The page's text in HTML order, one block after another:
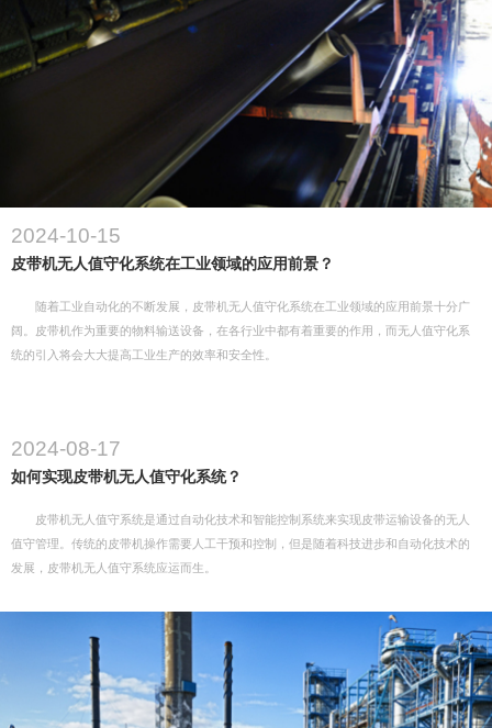
2024-10-15
皮带机无人值守化系统在工业领域的应用前景？
随着工业自动化的不断发展，皮带机无人值守化系统在工业领域的应用前景十分广
阔。皮带机作为重要的物料输送设备，在各行业中都有着重要的作用，而无人值守化系
统的引入将会大大提高工业生产的效率和安全性。
2024-08-17
如何实现皮带机无人值守化系统？
皮带机无人值守系统是通过自动化技术和智能控制系统来实现皮带运输设备的无人
值守管理。传统的皮带机操作需要人工干预和控制，但是随着科技进步和自动化技术的
发展，皮带机无人值守系统应运而生。